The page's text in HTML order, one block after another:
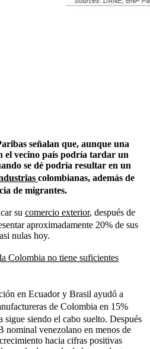
señalan que, aunque una
el vecino país podría tardar un
se dé podría resultar en un
colombianas, además de
de migrantes.
su comercio exterior, después de
aproximadamente 20% de sus
nulas hoy.
Colombia no tiene suficientes
en Ecuador y Brasil ayudó a
de Colombia en 15%
sigue siendo el cabo suelto. Después
nominal venezolano en menos de
hacia cifras positivas